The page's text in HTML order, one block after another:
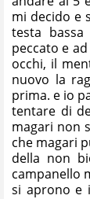
mi decido e
testa
peccato e
occhi, il
nuovo la
prima. e io
tentare di
magari non
che magari
della non
campanello
si aprono e